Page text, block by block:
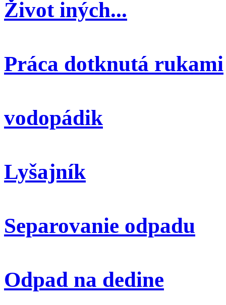
Život iných...
Práca dotknutá rukami
vodopádik
Lyšajník
Separovanie odpadu
Odpad na dedine